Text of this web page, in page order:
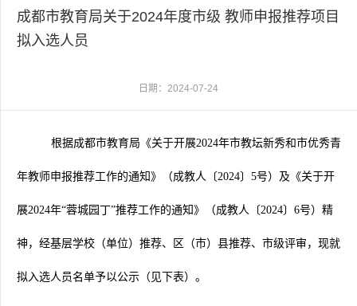
成都市教育局关于2024年度市级 教师申报推荐项目
拟入选人员
日期：2024-07-24
根据成都市教育局 《关于开展2024年市教坛新秀和市优秀青
年教师申报推荐工作的通知》（成教人〔2024〕 5号）及《关于开
展2024年“蓉城园丁”推荐工作的通知》（成教人〔2024〕 6号）精
神，经基层学校（单位）推荐、区（市）县推荐、市级评审 ，现就
拟入选人员名单予以公示（见下表）。